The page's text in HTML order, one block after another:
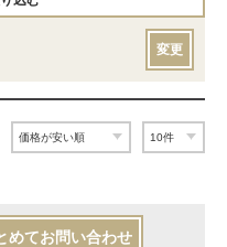
変更
めてお問い合わせ